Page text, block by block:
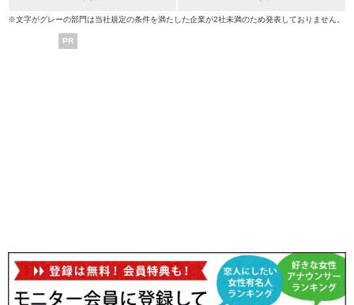
※文字がグレーの部門は当社規定の条件を満たした企業が2社未満のため発表しておりません。
PR